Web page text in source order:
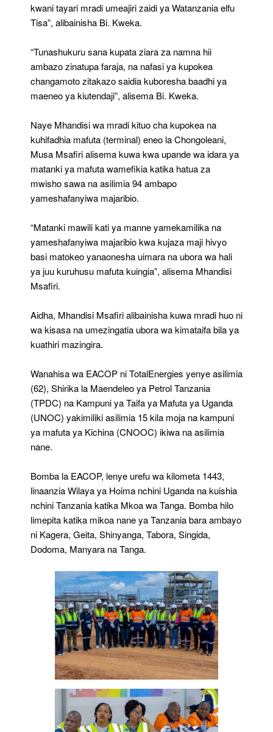
kwani tayari mradi umeajiri zaidi ya Watanzania elfu
Tisa”, alibainisha Bi. Kweka.
“Tunashukuru sana kupata ziara za namna hii
ambazo zinatupa faraja, na nafasi ya kupokea
changamoto zitakazo saidia kuboresha baadhi ya
maeneo ya kiutendaji”, alisema Bi. Kweka.
Naye Mhandisi wa mradi kituo cha kupokea na
kuhifadhia mafuta (terminal) eneo la Chongoleani,
Musa Msafiri alisema kuwa kwa upande wa idara ya
matanki ya mafuta wamefikia katika hatua za
mwisho sawa na asilimia 94 ambapo
yameshafanyiwa majaribio.
“Matanki mawili kati ya manne yamekamilika na
yameshafanyiwa majaribio kwa kujaza maji hivyo
basi matokeo yanaonesha uimara na ubora wa hali
ya juu kuruhusu mafuta kuingia”, alisema Mhandisi
Msafiri.
Aidha, Mhandisi Msafiri alibainisha kuwa mradi huo ni
wa kisasa na umezingatia ubora wa kimataifa bila ya
kuathiri mazingira.
Wanahisa wa EACOP ni TotalEnergies yenye asilimia
(62), Shirika la Maendeleo ya Petrol Tanzania
(TPDC) na Kampuni ya Taifa ya Mafuta ya Uganda
(UNOC) yakimiliki asilimia 15 kila moja na kampuni
ya mafuta ya Kichina (CNOOC) ikiwa na asilimia
nane.
Bomba la EACOP, lenye urefu wa kilometa 1443,
linaanzia Wilaya ya Hoima nchini Uganda na kuishia
nchini Tanzania katika Mkoa wa Tanga. Bomba hilo
limepita katika mikoa nane ya Tanzania bara ambayo
ni Kagera, Geita, Shinyanga, Tabora, Singida,
Dodoma, Manyara na Tanga.